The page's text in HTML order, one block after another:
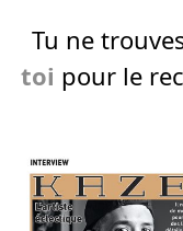
Tu ne
toi pour le